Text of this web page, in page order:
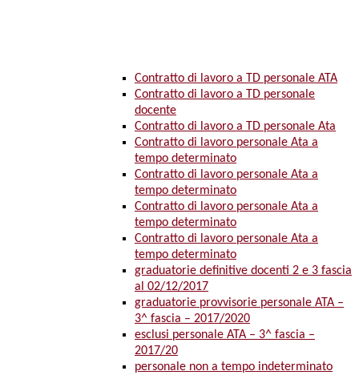
Contratto di lavoro a TD personale ATA
Contratto di lavoro a TD personale
docente
Contratto di lavoro a TD personale Ata
Contratto di lavoro personale Ata a
tempo determinato
Contratto di lavoro personale Ata a
tempo determinato
Contratto di lavoro personale Ata a
tempo determinato
Contratto di lavoro personale Ata a
tempo determinato
graduatorie definitive docenti 2 e 3 fascia
al 02/12/2017
graduatorie provvisorie personale ATA –
3^ fascia – 2017/2020
esclusi personale ATA – 3^ fascia –
2017/20
personale non a tempo indeterminato